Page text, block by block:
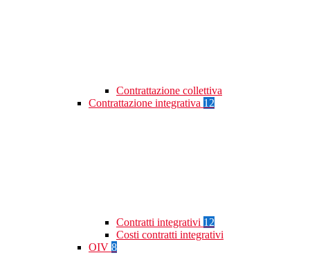
Contrattazione collettiva
Contrattazione integrativa 12
Contratti integrativi 12
Costi contratti integrativi
OIV 8